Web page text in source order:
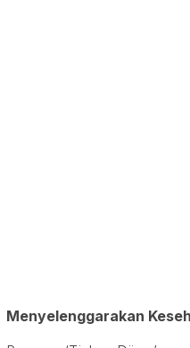
Menyelenggarakan